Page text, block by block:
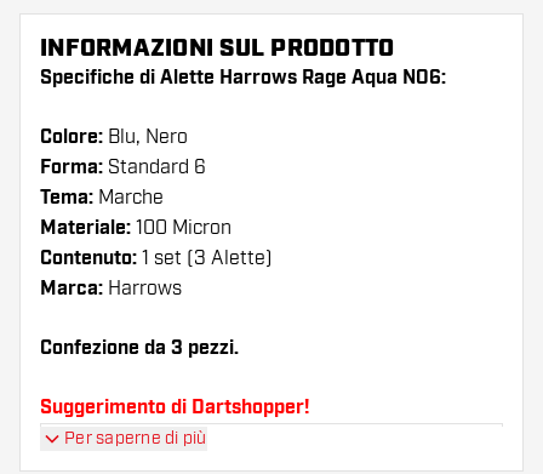
INFORMAZIONI SUL PRODOTTO
Specifiche di Alette Harrows Rage Aqua NO6:
Colore: Blu, Nero
Forma: Standard 6
Tema: Marche
Materiale: 100 Micron
Contenuto: 1 set (3 Alette)
Marca: Harrows
Confezione da 3 pezzi.
Suggerimento di Dartshopper!
Per saperne di più